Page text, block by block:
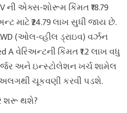
ની એક્સ-શોરૂમ કિંમત ₹18.79
માટે ₹24.79 લાખ સુધી જાય છે.
(ઓલ-વ્હીલ ડ્રાઇવ) વર્ઝન
A વેરિઅન્ટની કિંમત ₹1.2 લાખ વધુ
અને ઇન્સ્ટોલેશન ખર્ચ શામેલ
ચૂકવણી કરવી પડશે.
શરૂ થશે?